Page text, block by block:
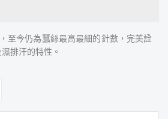
至今仍為蠶絲最高最細的針數，完美詮
排汗的特性。